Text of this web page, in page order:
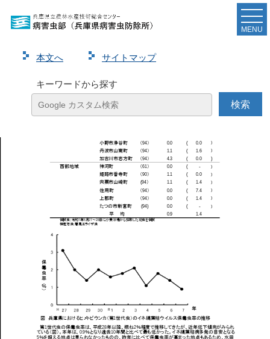
本⽂へ サイトマップ
キーワードから探す
MENU
令和７年度ヒメトビウンカ第１世代虫のイネ縞葉枯
ウイルス保毒検定結果を発表しました。
ページ ズーム